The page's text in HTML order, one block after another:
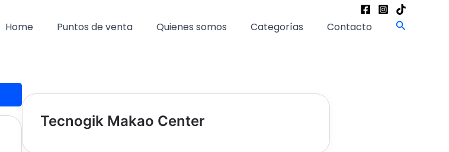
Home Puntos de venta Quienes somos Categorías Contacto Buscar
Tecnogik Makao Center